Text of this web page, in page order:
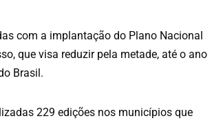
com a implantação do Plano Nacional
que visa reduzir pela metade, até o ano
Brasil.
229 edições nos municípios que